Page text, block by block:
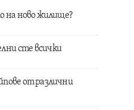
на ново жилище?
сте всички
от различни